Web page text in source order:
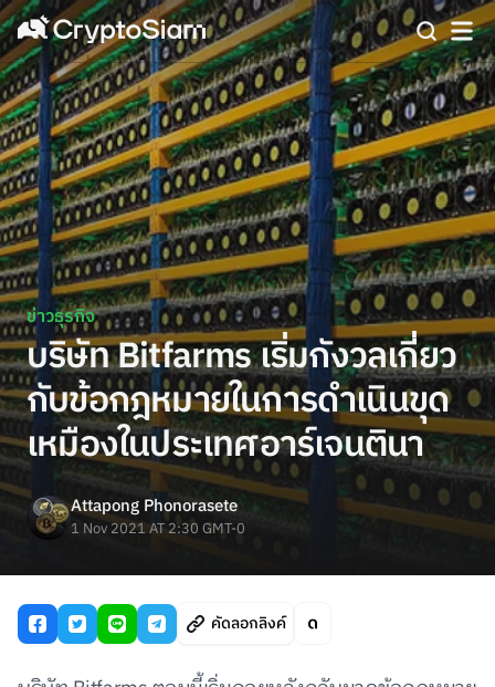
ข่าวธุรกิจ
บริษัท Bitfarms เริ่มกังวลเกี่ยว
กับข้อกฎหมายในการดำเนินขุด
เหมืองในประเทศอาร์เจนตินา
Attapong Phonorasete
1 Nov 2021 AT 2:30 GMT-0
คัดลอกลิงค์